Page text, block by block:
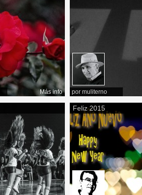
Más info por muliterno
Feliz 2015